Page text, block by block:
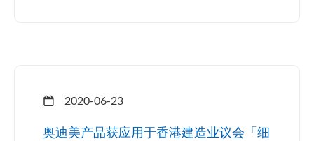
2020-06-23
奥迪美产品获应用于香港建造业议会「细